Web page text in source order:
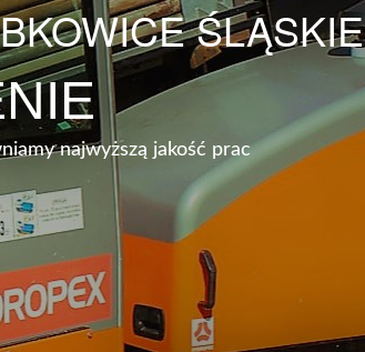
ŚLĄSKIE
najwyższą jakość prac